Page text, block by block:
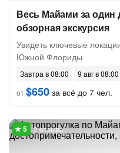
Весь Майами за один
обзорная экскурсия
Увидеть ключевые
Южной Флориды
Завтра в 08:00
9 авг в 08:00
от$650 за всё до 7 чел.
2 отзыва